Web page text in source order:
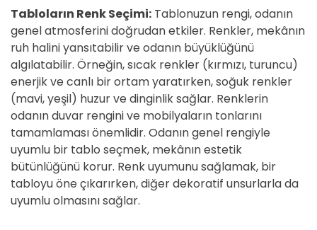
E
Tabloların Renk Seçimi: Tablonuzun rengi, odanın
genel atmosferini doğrudan etkiler. Renkler, mekânın
ruh halini yansıtabilir ve odanın büyüklüğünü
algılatabilir. Örneğin, sıcak renkler (kırmızı, turuncu)
enerjik ve canlı bir ortam yaratırken, soğuk renkler
(mavi, yeşil) huzur ve dinginlik sağlar. Renklerin
odanın duvar rengini ve mobilyaların tonlarını
tamamlaması önemlidir. Odanın genel rengiyle
uyumlu bir tablo seçmek, mekânın estetik
bütünlüğünü korur. Renk uyumunu sağlamak, bir
tabloyu öne çıkarırken, diğer dekoratif unsurlarla da
uyumlu olmasını sağlar.